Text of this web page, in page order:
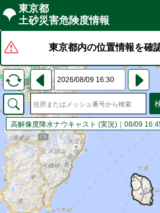
東京都
土砂災害危険度情報
Home
気象情報
土砂災害危険度情報
レーダー雨量
地区別危険度一覧
土砂災害警戒区域マップ
東京都内の位置情報を確
高解像度降水ナウキャスト (実況)｜08/09